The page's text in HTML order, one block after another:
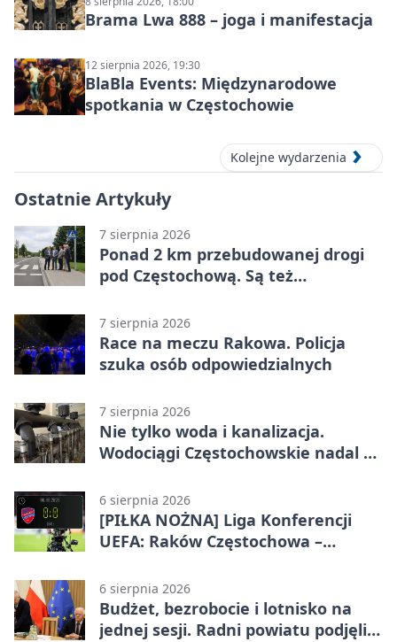
Brama Lwa 888 – joga i manifestacja
12 sierpnia 2026, 19:30
BlaBla Events: Międzynarodowe
spotkania w Częstochowie
Kolejne wydarzenia
Ostatnie Artykuły
7 sierpnia 2026
Ponad 2 km przebudowanej drogi
pod Częstochową. Są też
7 sierpnia 2026
Race na meczu Rakowa. Policja
szuka osób odpowiedzialnych
7 sierpnia 2026
Nie tylko woda i kanalizacja.
Wodociągi Częstochowskie nadal w
6 sierpnia 2026
[PIŁKA NOŻNA] Liga Konferencji
UEFA: Raków Częstochowa –
meczu III rundy eliminacji
6 sierpnia 2026
Budżet, bezrobocie i lotnisko na
jednej sesji. Radni powiatu podjęli